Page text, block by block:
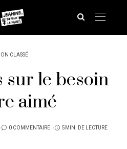
CLASSÉ
sur le besoin
aimé
0 COMMENTAIRE 5MIN. DE LECTURE